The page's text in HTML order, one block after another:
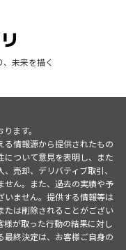
未来を描く
ます。
る情報源から提供されたもの
について意見を表明し、また
売却、デリバティブ取引、
せん。また、過去の実績や予
いません。提供する情報等は
たは削除されることがござい
様が取った行動の結果に対し
最終決定は、お客様ご自身の